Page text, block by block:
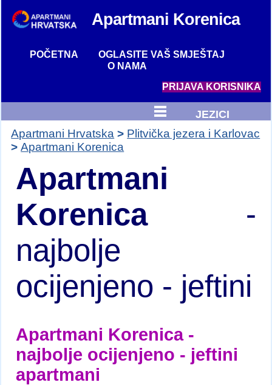
Apartmani Korenica
POČETNA
OGLASITE VAŠ SMJEŠTAJ
O NAMA
PRIJAVA KORISNIKA
JEZICI
Apartmani Hrvatska
Plitvička jezera i Karlovac
Apartmani Korenica
Apartmani
Korenica-
najbolje
ocijenjeno - jeftini
Apartmani Korenica -
najbolje ocijenjeno - jeftini
apartmani